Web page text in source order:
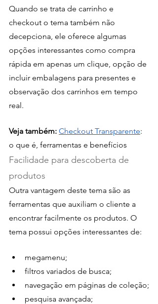
Quando se trata de carrinho e
checkout o tema também não
decepciona, ele oferece algumas
opções interessantes como compra
rápida em apenas um clique, opção de
incluir embalagens para presentes e
observação dos carrinhos em tempo
real.
Veja também: Checkout Transparente:
o que é, ferramentas e benefícios
Facilidade para descoberta de
produtos
Outra vantagem deste tema são as
ferramentas que auxiliam o cliente a
encontrar facilmente os produtos. O
tema possui opções interessantes de:
megamenu;
filtros variados de busca;
navegação em páginas de coleção;
pesquisa avançada;